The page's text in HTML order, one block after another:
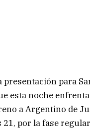
presentación para
esta noche
a Argentino de
por la fase